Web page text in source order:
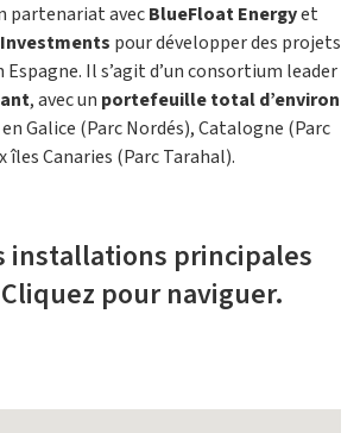
partenariat avecBlueFloat Energyet
pour développer des projets
Espagne. Il s’agit d’un consortium leader
, avec un portefeuille total d’environ
Galice (Parc Nordés), Catalogne (Parc
Canaries (Parc Tarahal).
installations principales
pour naviguer.